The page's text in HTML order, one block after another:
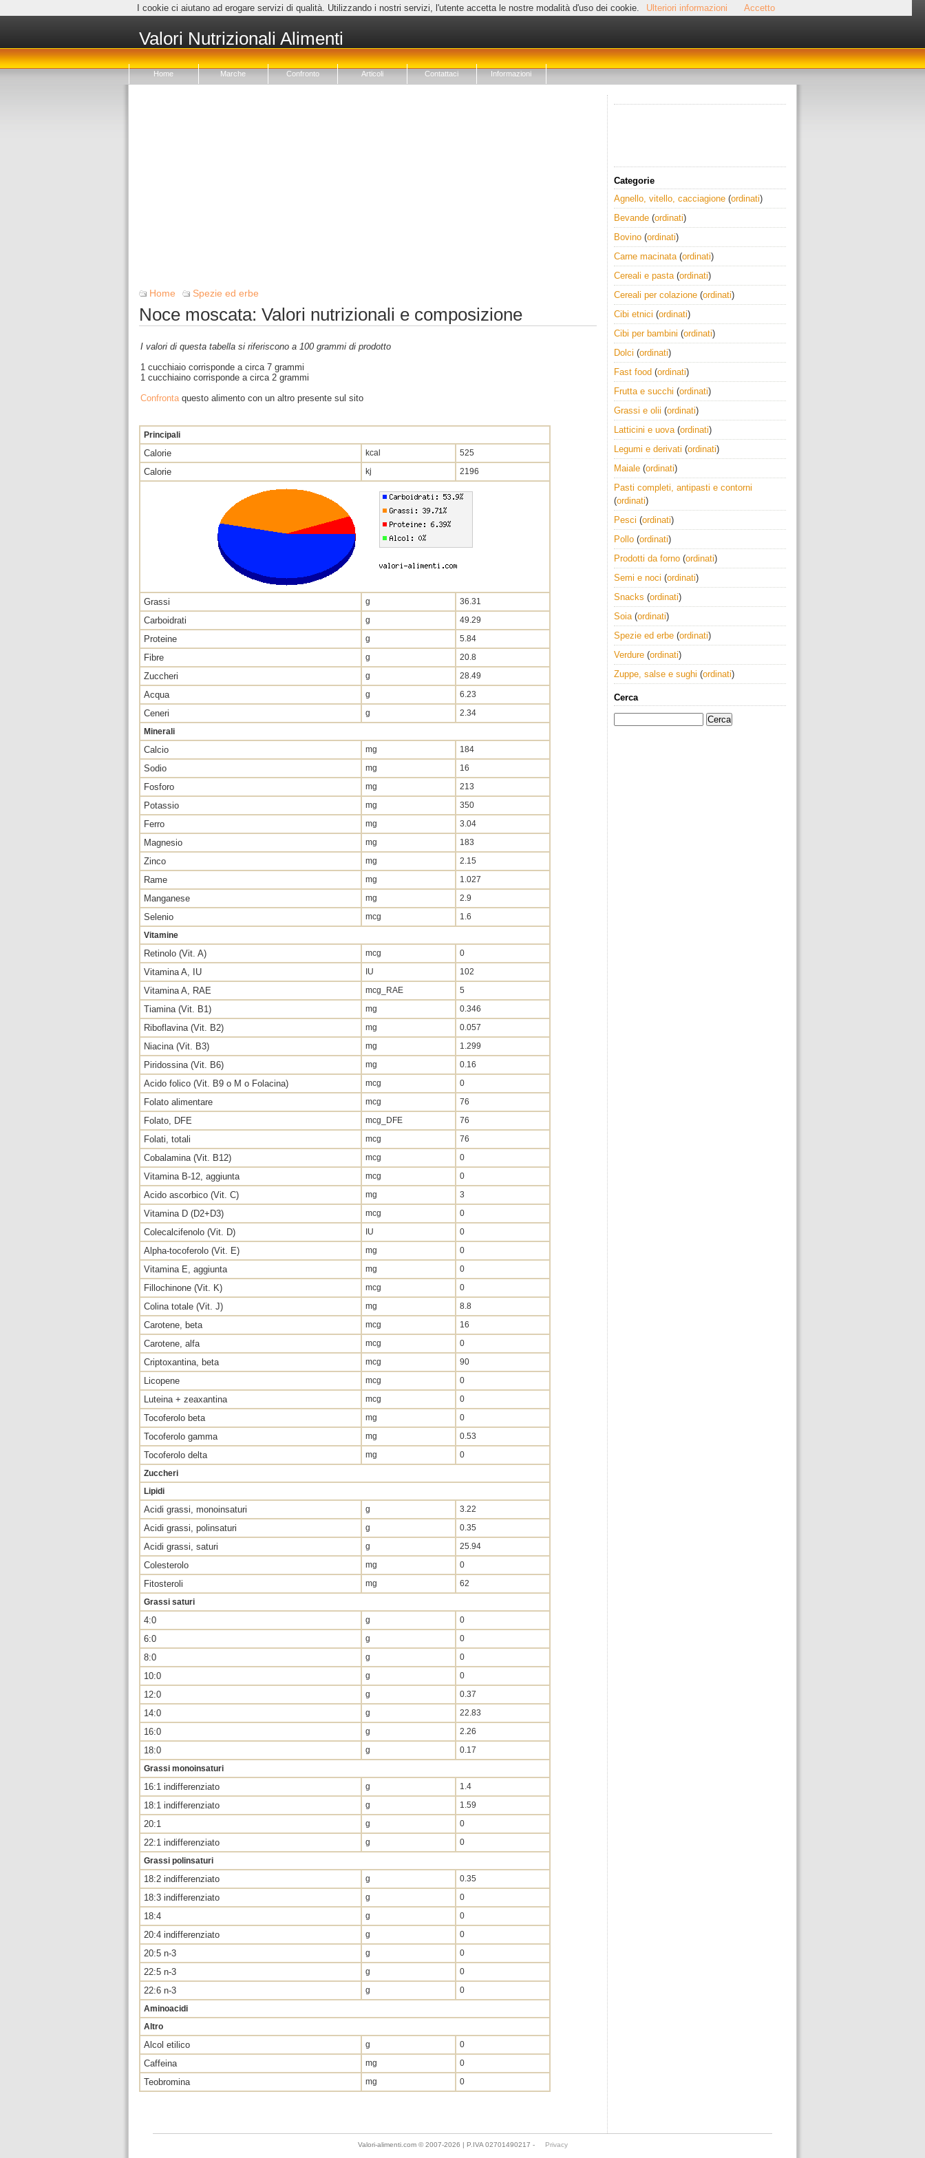
I cookie ci aiutano ad erogare servizi di qualità. Utilizzando i nostri servizi, l'utente accetta le nostre modalità d'uso dei cookie. Ulteriori informazioni Accetto
Valori Nutrizionali Alimenti
Home Marche Confronto Articoli Contattaci Informazioni
Home Spezie ed erbe
Noce moscata: Valori nutrizionali e composizione
I valori di questa tabella si riferiscono a 100 grammi di prodotto
1 cucchiaio corrisponde a circa 7 grammi
1 cucchiaino corrisponde a circa 2 grammi
Confrontaquesto alimento con un altro presente sul sito
Principali
Calorie kcal 525
Calorie kj 2196
Grassi g 36.31
Carboidrati g 49.29
Proteine g 5.84
Fibre g 20.8
Zuccheri g 28.49
Acqua g 6.23
Ceneri g
2.34
Minerali
Calcio mg 184
Sodio mg 16
Fosforo mg 213
Potassio mg 350
Ferro mg 3.04
Magnesio mg 183
Zinco mg 2.15
Rame mg 1.027
Manganese mg 2.9
Selenio mcg
1.6
Vitamine
Retinolo (Vit. A) mcg 0
Vitamina A, IU IU 102
Vitamina A, RAE mcg_RAE 5
Tiamina (Vit. B1) mg 0.346
Riboflavina (Vit. B2) mg 0.057
Niacina (Vit. B3) mg 1.299
Piridossina (Vit. B6) mg 0.16
Acido folico (Vit. B9 o M o Folacina) mcg 0
Folato alimentare mcg 76
Folato, DFE mcg_DFE 76
Folati, totali mcg 76
Cobalamina (Vit. B12) mcg 0
Vitamina B-12, aggiunta mcg 0
Acido ascorbico (Vit. C) mg 3
Vitamina D (D2+D3) mcg 0
Colecalcifenolo (Vit. D) IU 0
Alpha-tocoferolo (Vit. E) mg 0
Vitamina E, aggiunta mg 0
Fillochinone (Vit. K) mcg 0
Colina totale (Vit. J) mg 8.8
Carotene, beta mcg 16
Carotene, alfa mcg 0
Criptoxantina, beta mcg 90
Licopene mcg 0
Luteina + zeaxantina mcg 0
Tocoferolo beta mg 0
Tocoferolo gamma mg 0.53
Tocoferolo delta mg
0
Zuccheri
Lipidi
Acidi grassi, monoinsaturi g 3.22
Acidi grassi, polinsaturi g 0.35
Acidi grassi, saturi g 25.94
Colesterolo mg 0
Fitosteroli mg
62
Grassi saturi
4:0 g 0
6:0 g 0
8:0 g 0
10:0 g 0
12:0 g 0.37
14:0 g 22.83
16:0 g 2.26
18:0 g
0.17
Grassi monoinsaturi
16:1 indifferenziato g 1.4
18:1 indifferenziato g 1.59
20:1 g 0
22:1 indifferenziato g
0
Grassi polinsaturi
18:2 indifferenziato g 0.35
18:3 indifferenziato g 0
18:4 g 0
20:4 indifferenziato g 0
20:5 n-3 g 0
22:5 n-3 g 0
22:6 n-3 g
0
Aminoacidi
Altro
Alcol etilico g 0
Caffeina mg 0
Teobromina mg 0
Categorie
Agnello, vitello, cacciagione (ordinati)
Bevande (ordinati)
Bovino (ordinati)
Carne macinata(ordinati)
Cereali e pasta(ordinati)
Cereali per colazione (ordinati)
Cibi etnici (ordinati)
Cibi per bambini (ordinati)
Dolci (ordinati)
Fast food (ordinati)
Frutta e succhi (ordinati)
Grassi e olii (ordinati)
Latticini e uova(ordinati)
Legumi e derivati (ordinati)
Maiale (ordinati)
Pasti completi, antipasti e contorni
(ordinati)
Pesci (ordinati)
Pollo (ordinati)
Prodotti da forno (ordinati)
Semi e noci (ordinati)
Snacks (ordinati)
Soia(ordinati)
Spezie ed erbe (ordinati)
Verdure (ordinati)
Zuppe, salse e sughi (ordinati)
Cerca
Valori-alimenti.com © 2007-2026 | P.IVA 02701490217 - Privacy